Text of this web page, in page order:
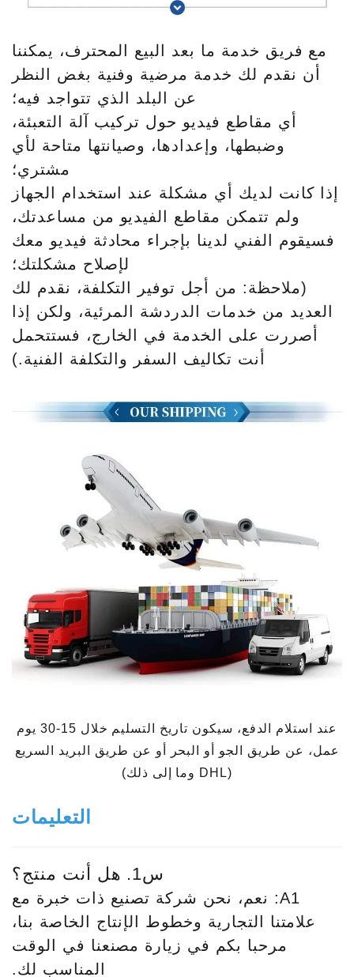
مع فريق خدمة ما بعد البيع المحترف، يمكننا
أن نقدم لك خدمة مرضية وفنية بغض النظر
عن البلد الذي تتواجد فيه؛
أي مقاطع فيديو حول تركيب آلة التعبئة،
وضبطها، وإعدادها، وصيانتها متاحة لأي
مشتري؛
إذا كانت لديك أي مشكلة عند استخدام الجهاز
ولم تتمكن مقاطع الفيديو من مساعدتك،
فسيقوم الفني لدينا بإجراء محادثة فيديو معك
لإصلاح مشكلتك؛
(ملاحظة: من أجل توفير التكلفة، نقدم لك
العديد من خدمات الدردشة المرئية، ولكن إذا
أصررت على الخدمة في الخارج، فستتحمل
أنت تكاليف السفر والتكلفة الفنية.)
عند استلام الدفع، سيكون تاريخ التسليم خلال 15-30 يوم
عمل، عن طريق الجو أو البحر أو عن طريق البريد السريع
(DHL وما إلى ذلك)
التعليمات
س1. هل أنت منتج؟
A1: نعم، نحن شركة تصنيع ذات خبرة مع
علامتنا التجارية وخطوط الإنتاج الخاصة بنا،
مرحبا بكم في زيارة مصنعنا في الوقت
المناسب لك.